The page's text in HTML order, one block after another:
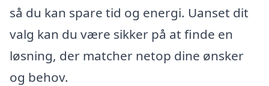
så du kan spare tid og energi. Uanset dit
valg kan du være sikker på at finde en
løsning, der matcher netop dine ønsker
og behov.